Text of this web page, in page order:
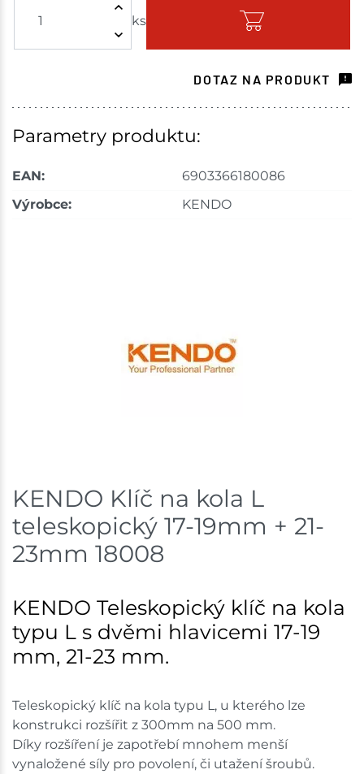
ks
Skladem - ihned k odeslání
Choceň 3 ks
Tišnov
Skladem na prodejně - doručení do 7 dnů
Skladem na prodejně - doručení do 7 dnů
Nové Město
Velká Bíteš
Skladem na prodejně - doručení do 7 dnů
7 ks
Skladové množství na prodejnách je pouze orientační.
Ceny na prodejnách se mohou lišit od cen na e-
shopu.
DOTAZ NA PRODUKT
Parametry produktu:
EAN:
6903366180086
Výrobce:
KENDO
KENDO Klíč na kola L
teleskopický 17-19mm + 21-
23mm 18008
KENDO Teleskopický klíč na kola
typu L s dvěmi hlavicemi 17-19
mm, 21-23 mm.
Teleskopický klíč na kola typu L, u kterého lze
konstrukci rozšířit z 300mm na 500 mm.
Díky rozšíření je zapotřebí mnohem menší
vynaložené síly pro povolení, či utažení šroubů.